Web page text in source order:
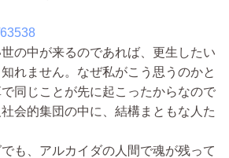
世の中が来るのであれば、更生したい
れません。なぜ私がこう思うのかと
同じことが先に起こったからなので
会的集団の中に、結構まともな人た
も、アルカイダの人間で魂が残って